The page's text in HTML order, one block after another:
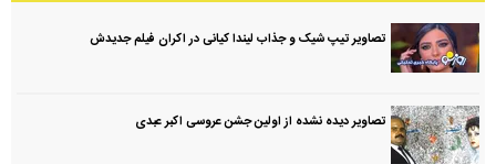
تصاویر تیپ شیک و جذاب لیندا کیانی در اکران فیلم جدیدش
تصاویر دیده نشده از اولین جشن عروسی اکبر عبدی